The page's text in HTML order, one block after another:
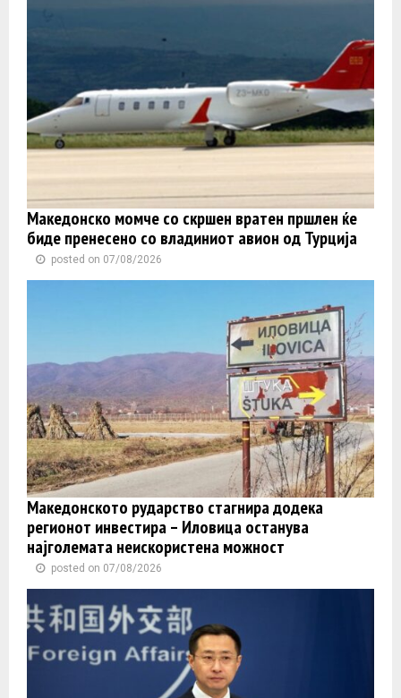
Македонско момче со скршен вратен пршлен ќе
биде пренесено со владиниот авион од Турција
posted on 07/08/2026
Македонското рударство стагнира додека
регионот инвестира – Иловица останува
најголемата неискористена можност
posted on 07/08/2026